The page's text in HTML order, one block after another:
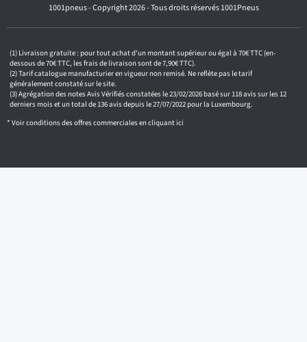
e
m
a
1001pneus - Copyright 2026 - Tous droits réservés 1001Pneus
Livraison gratuite : pour tout achat d'un montant supérieur ou égal à 70€ TTC (en-
dessous de 70€ TTC, les frais de livraison sont de 7,90€ TTC).
Tarif catalogue manufacturier en vigueur non remisé. Ne reflète pas le tarif
généralement constaté sur le site.
Agrégation des notes Avis Vérifiés constatées le 23/02/2026 basé sur 118 avis sur les 12
derniers mois et un total de 136 avis depuis le 27/07/2022 pour la Luxembourg.
* Voir conditions des offres commerciales encliquant ici